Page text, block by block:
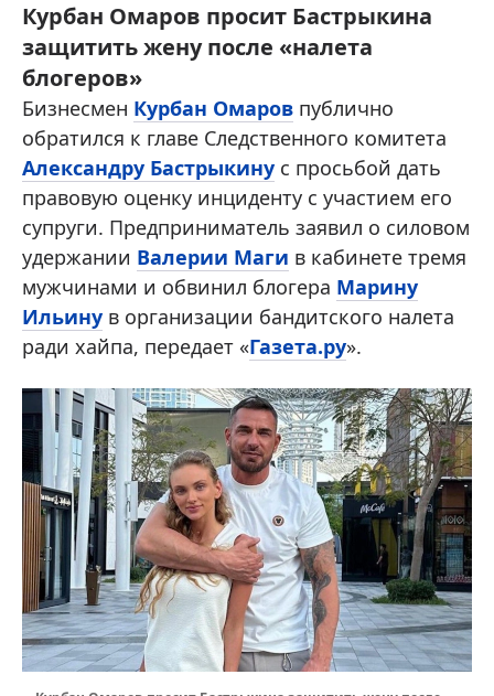
Курбан Омаров просит Бастрыкина
защитить жену после «налета
блогеров»
Бизнесмен Курбан Омаров публично
обратился к главе Следственного комитета
Александру Бастрыкину с просьбой дать
правовую оценку инциденту с участием его
супруги. Предприниматель заявил о силовом
удержании Валерии Маги в кабинете тремя
мужчинами и обвинил блогера Марину
Ильину в организации бандитского налета
ради хайпа, передает «Газета.ру».